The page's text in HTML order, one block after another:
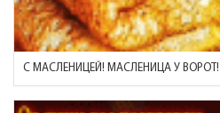
С МАСЛЕНИЦЕЙ! МАСЛЕНИЦА У